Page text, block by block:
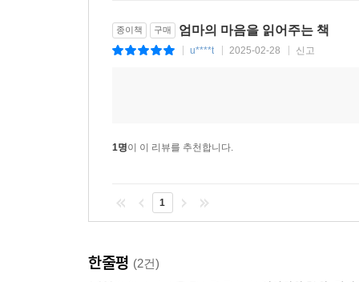
종이책 구매 엄마의 마음을 읽어주는 책
u****t 2025-02-28 신고
1명이 이 리뷰를 추천합니다.
1
한줄평 (2건)